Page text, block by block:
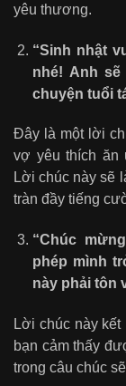
yêu thương.
“Sinh nhật
nhé! Anh
chuyện tuổi
Đây là một lời
vợ yêu thích ăn
Lời chúc này sẽ
tràn đầy tiếng
“Chúc
phép mình
này phải tôn
Lời chúc này
bạn cảm thấy
trong câu chúc